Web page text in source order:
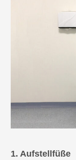
1. Aufstellfüße